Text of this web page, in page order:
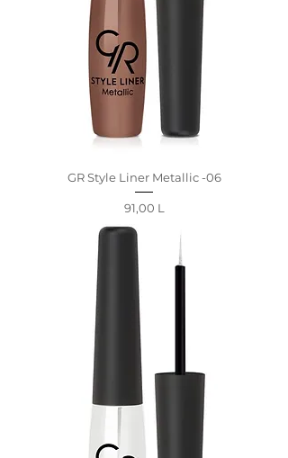
GR Style Liner Metallic -06
Preț
91,00 L